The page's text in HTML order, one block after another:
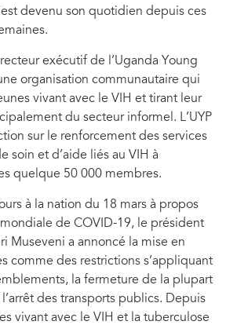
devenu son quotidien depuis ces
exécutif de l’Uganda Young
organisation communautaire qui
vivant avec le VIH et tirant leur
du secteur informel. L’UYP
sur le renforcement des services
soin et d’aide liés au VIH à
quelque 50 000 membres.
à la nation du 18 mars à propos
de COVID-19, le président
Museveni a annoncé la mise en
comme des restrictions s’appliquant
la fermeture de la plupart
des transports publics. Depuis
vivant avec le VIH et la tuberculose